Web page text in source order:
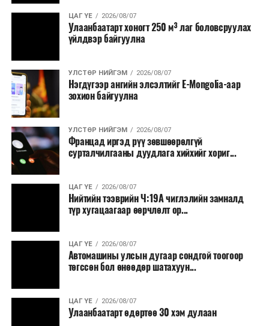
Зайлшгүй шаардлагагүй тоног төхөөрөмж,
тавилга, автомашин худалдан авах;
Батлан хамгаалах, хууль зүйн салбараас бусад
Хуулиар заавал мэдээлэхээс бусад кино,
контент, хэвлэлийн зардал;
Заавал олгохоос бусад тэтгэмж, урамшуулал.
Санхүүгийн хэмнэлтийн горимыг 2026 оны
арванхоёрдугаар сарын 31 хүртэл мөрдөнө. Харин
эрүүл мэндийн салбар уг хэмнэлтийн горимд
хамрагдахгүй бөгөөд цэцэрлэг, сургуулийн хүүхдийн
эрт илрүүлэг, вакцинжуулалт, томуу, томуу төст
өвчний эсрэг арга хэмжээ зэрэг зайлшгүй
үргэлжилнэ гэж Ерөнхий сайд Н.Учрал онцоллоо.
Мөн бүх шатны төсвийн ерөнхийлөн захирагч нарт
салбар бүрдээ урсгал зардлыг 20 хувиар бууруулах,
нөхөн томилгоо хийхгүй байх, аялал, амралт, зугаалга,
хамт олны урлаг, спортын арга хэмжээг зохион
байгуулахгүй байх, төрийн албанд шинэ орон тоо бий
ЦАГ ҮЕ 2026/08/07
Улаанбаатарт хоногт 250 м³ лаг боловсруулах
үйлдвэр байгуулна
УЛСТӨР НИЙГЭМ 2026/08/07
Нэгдүгээр ангийн элсэлтийг E-Mongolia-аар
зохион байгуулна
УЛСТӨР НИЙГЭМ 2026/08/07
Францад иргэд рүү зөвшөөрөлгүй
сурталчилгааны дуудлага хийхийг хориг...
ЦАГ ҮЕ 2026/08/07
Нийтийн тээврийн Ч:19А чиглэлийн замналд
түр хугацаагаар өөрчлөлт ор...
ЦАГ ҮЕ 2026/08/07
Автомашины улсын дугаар сондгой тоогоор
төгссөн бол өнөөдөр шатахуун...
ЦАГ ҮЕ 2026/08/07
Улаанбаатарт өдөртөө 30 хэм дулаан